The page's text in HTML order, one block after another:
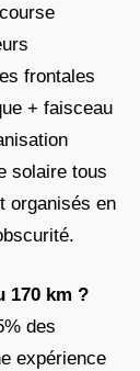
frontales
+ faisceau
solaire tous
organisés en
170 km ?
des
expérience